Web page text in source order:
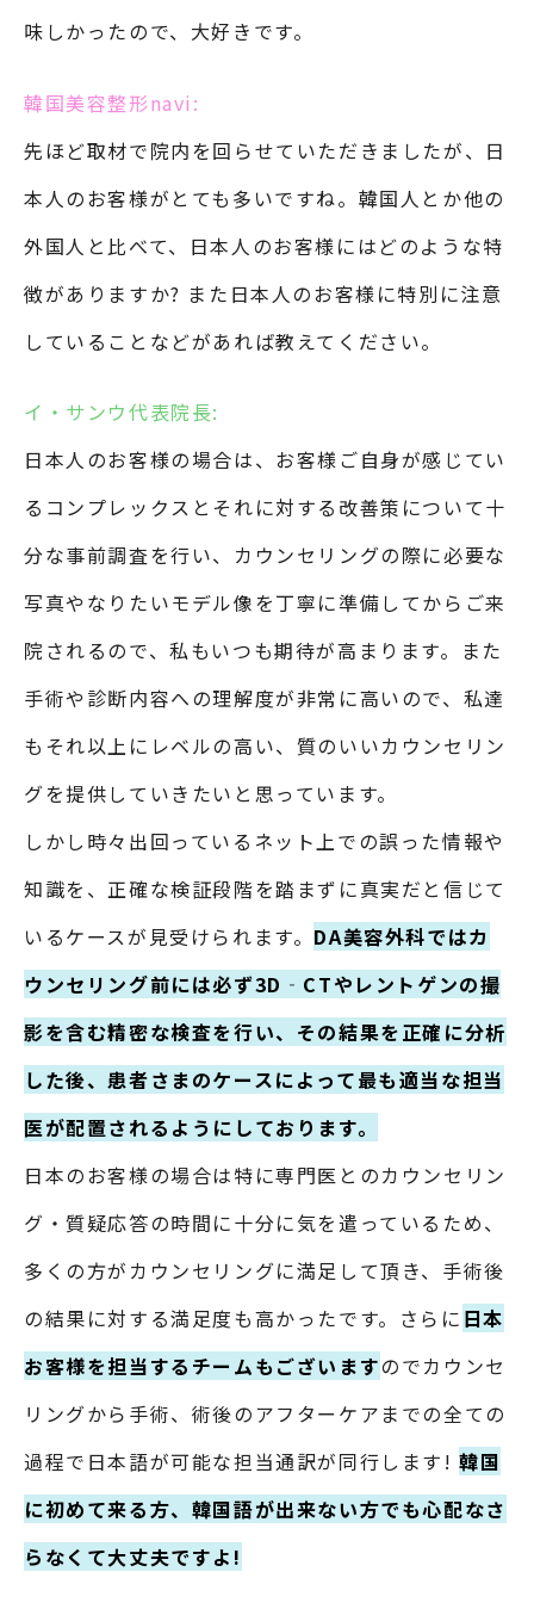
味しかったので、大好きです。
韓国美容整形navi:
先ほど取材で院内を回らせていただきましたが、日
本人のお客様がとても多いですね。韓国人とか他の
外国人と比べて、日本人のお客様にはどのような特
徴がありますか? また日本人のお客様に特別に注意
していることなどがあれば教えてください。
イ・サンウ代表院長:
日本人のお客様の場合は、お客様ご自身が感じてい
るコンプレックスとそれに対する改善策について十
分な事前調査を行い、カウンセリングの際に必要な
写真やなりたいモデル像を丁寧に準備してからご来
院されるので、私もいつも期待が高まります。また
手術や診断内容への理解度が非常に高いので、私達
もそれ以上にレベルの高い、質のいいカウンセリン
グを提供していきたいと思っています。
しかし時々出回っているネット上での誤った情報や
知識を、正確な検証段階を踏まずに真実だと信じて
いるケースが見受けられます。 DA美容外科ではカ
ウンセリング前には必ず3D‐CTやレントゲンの撮
影を含む精密な検査を行い、その結果を正確に分析
した後、患者さまのケースによって最も適当な担当
医が配置されるようにしております。
日本のお客様の場合は特に専門医とのカウンセリン
グ・質疑応答の時間に十分に気を遣っているため、
多くの方がカウンセリングに満足して頂き、手術後
の結果に対する満足度も高かったです。さらに 日本
お客様を担当するチームもございますのでカウンセ
リングから手術、術後のアフターケアまでの全ての
過程で日本語が可能な担当通訳が同行します!韓国
に初めて来る方、韓国語が出来ない方でも心配なさ
らなくて大丈夫ですよ!